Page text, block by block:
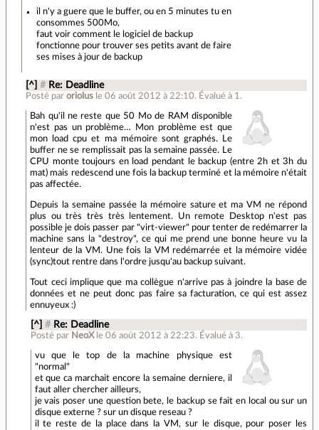
il n'y a guere que le buffer, ou en 5 minutes tu en
consommes 500Mo,
faut voir comment le logiciel de backup
fonctionne pour trouver ses petits avant de faire
ses mises à jour de backup
[^] # Re: Deadline
Posté paroriolus le 06 août 2012 à 22:10. Évalué à 1 .
Bah qu'il ne reste que 50 Mo de RAM disponible
n'est pas un problème… Mon problème est que
mon load cpu et ma mémoire sont graphés. Le
buffer ne se remplissait pas la semaine passée. Le
CPU monte toujours en load pendant le backup (entre 2h et 3h du
mat) mais redescend une fois la backup terminé et la mémoire n'était
pas affectée.
Depuis la semaine passée la mémoire sature et ma VM ne répond
plus ou très très très lentement. Un remote Desktop n'est pas
possible je dois passer par "virt-viewer" pour tenter de redémarrer la
machine sans la "destroy", ce qui me prend une bonne heure vu la
lenteur de la VM. Une fois la VM redémarrée et la mémoire vidée
(sync)tout rentre dans l'ordre jusqu'au backup suivant.
Tout ceci implique que ma collègue n'arrive pas à joindre la base de
données et ne peut donc pas faire sa facturation, ce qui est assez
ennuyeux :)
[^] # Re: Deadline
Posté par NeoX le 06 août 2012 à 22:23.Évalué à 3.
vu que le top de la machine physique est
"normal"
et que ca marchait encore la semaine derniere, il
faut aller chercher ailleurs,
je vais poser une question bete, le backup se fait en local ou sur un
disque externe ? sur un disque reseau ?
il te reste de la place dans la VM, sur le disque, pour poser les